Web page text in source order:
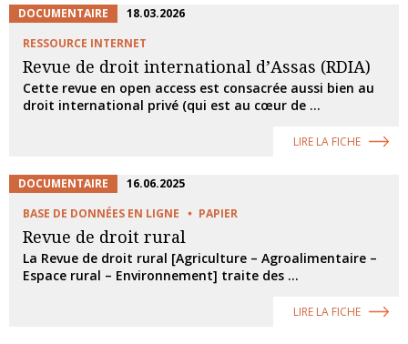
DOCUMENTAIRE
18.03.2026
RESSOURCE INTERNET
Revue de droit international d’Assas (RDIA)
Cette revue en open access est consacrée aussi bien au
droit international privé (qui est au cœur de ...
LIRE LA FICHE
DOCUMENTAIRE
16.06.2025
BASE DE DONNÉES EN LIGNE
PAPIER
Revue de droit rural
La Revue de droit rural [Agriculture – Agroalimentaire –
Espace rural – Environnement] traite des ...
LIRE LA FICHE